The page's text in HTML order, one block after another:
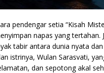
pendengar setia “Kisah
napas yang
tabir antara dunia nyata
istrinya, Wulan Sarasvati,
dan sepotong akal